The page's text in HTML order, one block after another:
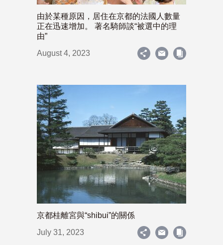
由於某種原因，居住在京都的法國人數量
正在迅速增加。 著名騎師談“被選中的理
由”
August 4, 2023
京都桂離宮與“shibui”的關係
July 31, 2023